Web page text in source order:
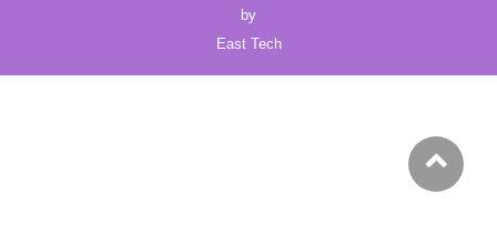
by
East Tech